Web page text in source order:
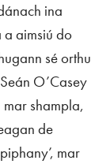
ina
aimsiú do
sé orthu
O’Casey
mar shampla,
de
mar